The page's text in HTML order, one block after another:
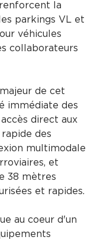
la
parkings VL et
véhicules
collaborateurs
de cet
immédiate des
direct aux
des
multimodale
et
38 mètres
et rapides.
au coeur d'un